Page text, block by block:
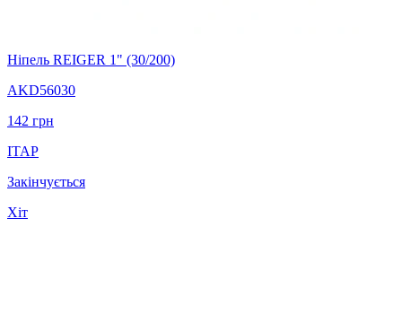
Ніпель REIGER 1" (30/200)
AKD56030
142 грн
ITAP
Закінчується
Хіт